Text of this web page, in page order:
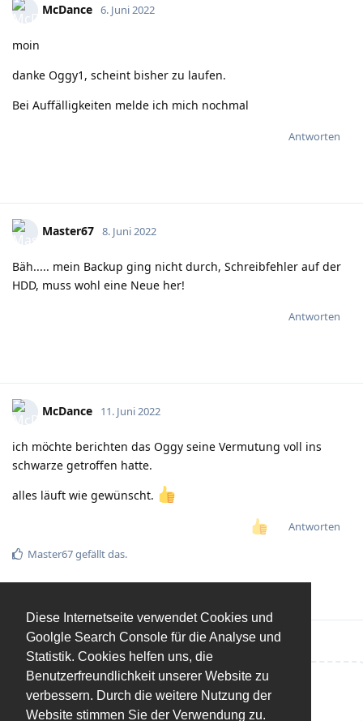
Diese Internetseite verwendet Cookies und
Goolgle Search Console für die Analyse und
Statistik. Cookies helfen uns, die
Benutzerfreundlichkeit unserer Website zu
verbessern. Durch die weitere Nutzung der
Website stimmen Sie der Verwendung zu.
McDance 6. Juni 2022
moin
danke Oggy1, scheint bisher zu laufen.
Bei Auffälligkeiten melde ich mich nochmal
Antworten
Master67 8. Juni 2022
Bäh..... mein Backup ging nicht durch, Schreibfehler auf der
HDD, muss wohl eine Neue her!
Antworten
McDance 11. Juni 2022
ich möchte berichten das Oggy seine Vermutung voll ins
schwarze getroffen hatte.
alles läuft wie gewünscht.
Antworten
Master67gefällt das.
Eine Antwort schreiben…